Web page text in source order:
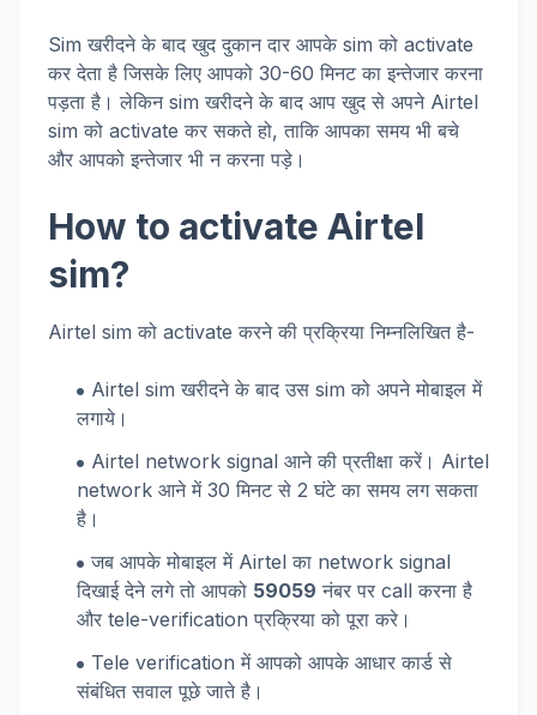
Sim खरीदने के बाद खुद दुकान दार आपके sim को activate
कर देता है जिसके लिए आपको 30-60 मिनट का इन्तेजार करना
पड़ता है। लेकिन sim खरीदने के बाद आप खुद से अपने Airtel
sim को activate कर सकते हो, ताकि आपका समय भी बचे
और आपको इन्तेजार भी न करना पड़े।
How to activate Airtel
sim?
Airtel sim को activate करने की प्रक्रिया निम्नलिखित है-
Airtel sim खरीदने के बाद उस sim को अपने मोबाइल में
लगाये।
Airtel network signal आने की प्रतीक्षा करें। Airtel
network आने में 30 मिनट से 2 घंटे का समय लग सकता
है।
जब आपके मोबाइल में Airtel का network signal
दिखाई देने लगे तो आपको 59059 नंबर पर call करना है
और tele-verification प्रक्रिया को पूरा करे।
Tele verification में आपको आपके आधार कार्ड से
संबंधित सवाल पूछे जाते है।